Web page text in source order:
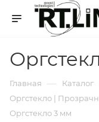
Главная — Каталог
Оргстекло |
Оргстекло 3 мм